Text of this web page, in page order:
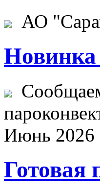
АО
Новинка
Июнь 2026
Готовая